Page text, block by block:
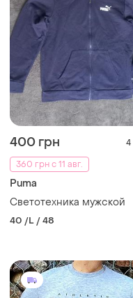
400 грн
4
360 грн с 11 авг.
Puma
Светотехника мужской
40 /L / 48